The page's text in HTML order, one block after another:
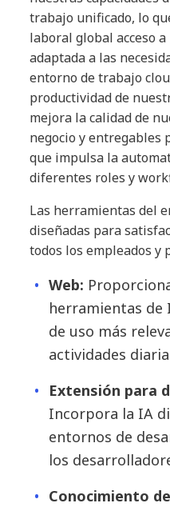
trabajo unificado, lo
laboral global acceso
adaptada a las
entorno de trabajo
productividad de
mejora la calidad de
negocio y entregables
que impulsa la
diferentes roles y
Las herramientas del
diseñadas para
todos los empleados y
Web:
herramientas de
de uso más
actividades
Extensión para
Incorpora la IA
entornos de
los
Conocimiento